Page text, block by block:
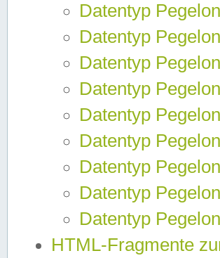
Datentyp
Datentyp
Datentyp
Datentyp
Datentyp
Datentyp
Datentyp
Datentyp
Datentyp
HTML-Fragmente